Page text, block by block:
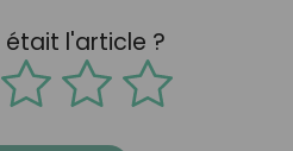
l'article ?